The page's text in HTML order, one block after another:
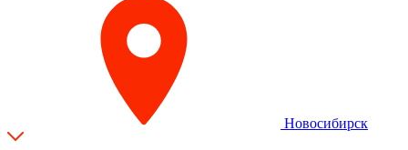
Новосибирск